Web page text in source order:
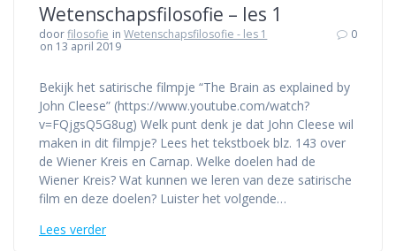
Wetenschapsfilosofie – les 1
doorfilosofie inWetenschapsfilosofie - les 1
on 13 april 2019
0
Bekijk het satirische filmpje “The Brain as explained by
John Cleese” (https://www.youtube.com/watch?
v=FQjgsQ5G8ug) Welk punt denk je dat John Cleese wil
maken in dit filmpje? Lees het tekstboek blz. 143 over
de Wiener Kreis en Carnap. Welke doelen had de
Wiener Kreis? Wat kunnen we leren van deze satirische
film en deze doelen? Luister het volgende…
Lees verder